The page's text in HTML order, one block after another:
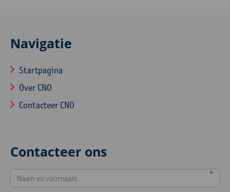
Navigatie
Startpagina
Over CNO
Contacteer CNO
Contacteer ons
*